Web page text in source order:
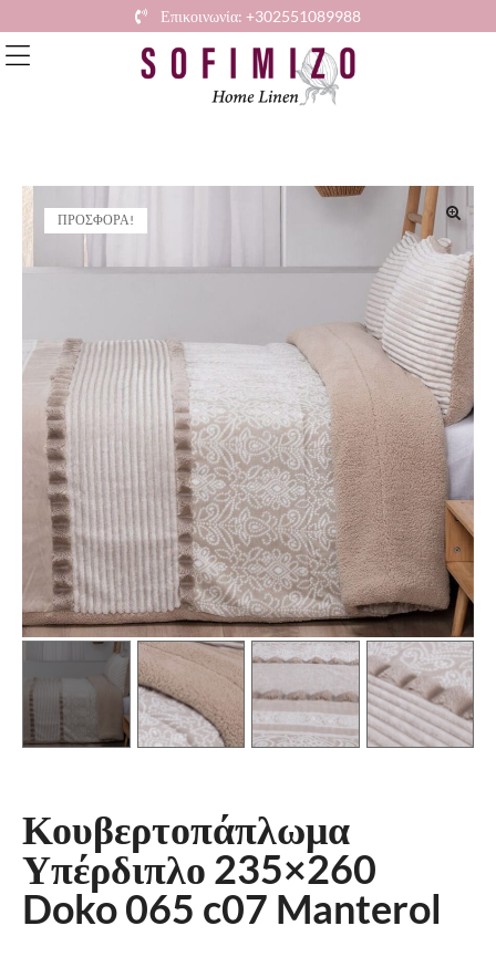
Επικοινωνία: +302551089988
ΠΡΟΣΦΟΡΆ!
🔍
Κουβερτοπάπλωμα
Υπέρδιπλο 235×260
Doko 065 c07 Manterol